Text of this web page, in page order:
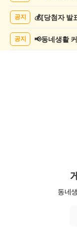
공지
공지 📢동네생활
동네